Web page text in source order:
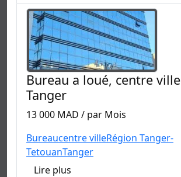
Bureau a loué, centre
Tanger
13 000 MAD / par Mois
Bureaucentre villeRégion Tanger-
TetouanTanger
Lire plus